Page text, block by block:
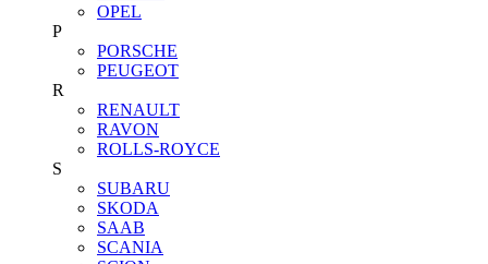
OPEL
P
PORSCHE
PEUGEOT
R
RENAULT
RAVON
ROLLS-ROYCE
S
SUBARU
SKODA
SAAB
SCANIA